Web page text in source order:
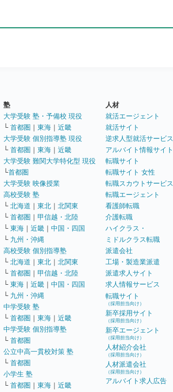
塾
大学受験 塾・予備校 現役
└ 首都圏 ｜ 東海 ｜ 近畿
大学受験 個別指導塾 現役
└ 首都圏 ｜ 東海 ｜ 近畿
大学受験 難関大学特化型 現役
└首都圏
大学受験 映像授業
高校受験 塾
└ 北海道 ｜ 東北 ｜ 北関東
└ 首都圏 ｜ 甲信越・北陸
└ 東海 ｜ 近畿 ｜ 中国・四国
└ 九州・沖縄
高校受験 個別指導塾
└ 北海道 ｜ 東北 ｜ 北関東
└ 首都圏 ｜ 甲信越・北陸
└ 東海 ｜ 近畿 ｜ 中国・四国
└ 九州・沖縄
中学受験 塾
└ 首都圏 ｜ 東海 ｜ 近畿
中学受験 個別指導塾
└ 首都圏
公立中高一貫校対策 塾
└ 首都圏
小学生 塾
└ 首都圏 ｜ 東海 ｜ 近畿
人材
就活エージェント
就活サイト
逆求人型就活サービス
アルバイト情報サイト
転職サイト
転職サイト 女性
転職スカウトサービス
転職エージェント
看護師転職
介護転職
ハイクラス・
ミドルクラス転職
派遣会社
工場・製造業派遣
派遣求人サイト
求人情報サービス
転職サイト
（採用担当向け）
新卒採用サイト
（採用担当向け）
新卒エージェント
（採用担当向け）
人材紹介会社
（採用担当向け）
人材派遣会社
（採用担当向け）
アルバイト求人広告